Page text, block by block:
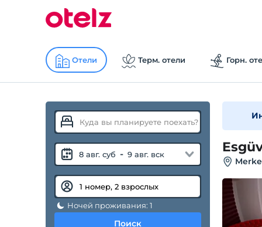
Отели Терм. отели Горн.
8 авг. суб - 9 авг. вск
Ночей проживания: 1
Поиск